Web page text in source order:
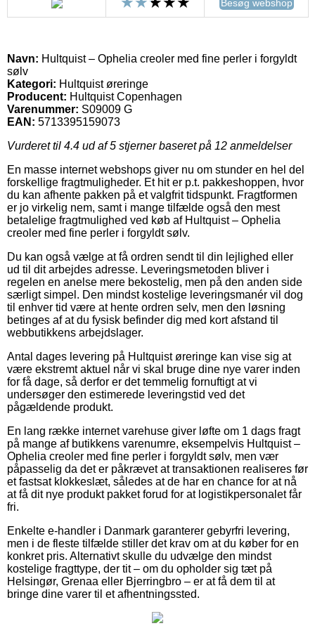
Besøg webshop
Navn: Hultquist – Ophelia creoler med fine perler i forgyldt
sølv
Kategori: Hultquist øreringe
Producent: Hultquist Copenhagen
Varenummer: S09009 G
EAN: 5713395159073
Vurderet til 4.4 ud af 5 stjerner baseret på 12 anmeldelser
En masse internet webshops giver nu om stunder en hel del
forskellige fragtmuligheder. Et hit er p.t. pakkeshoppen, hvor
du kan afhente pakken på et valgfrit tidspunkt. Fragtformen
er jo virkelig nem, samt i mange tilfælde også den mest
betalelige fragtmulighed ved køb af Hultquist – Ophelia
creoler med fine perler i forgyldt sølv.
Du kan også vælge at få ordren sendt til din lejlighed eller
ud til dit arbejdes adresse. Leveringsmetoden bliver i
regelen en anelse mere bekostelig, men på den anden side
særligt simpel. Den mindst kostelige leveringsmanér vil dog
til enhver tid være at hente ordren selv, men den løsning
betinges af at du fysisk befinder dig med kort afstand til
webbutikkens arbejdslager.
Antal dages levering på Hultquist øreringe kan vise sig at
være ekstremt aktuel når vi skal bruge dine nye varer inden
for få dage, så derfor er det temmelig fornuftigt at vi
undersøger den estimerede leveringstid ved det
pågældende produkt.
En lang række internet varehuse giver løfte om 1 dags fragt
på mange af butikkens varenumre, eksempelvis Hultquist –
Ophelia creoler med fine perler i forgyldt sølv, men vær
påpasselig da det er påkrævet at transaktionen realiseres før
et fastsat klokkeslæt, således at de har en chance for at nå
at få dit nye produkt pakket forud for at logistikpersonalet får
fri.
Enkelte e-handler i Danmark garanterer gebyrfri levering,
men i de fleste tilfælde stiller det krav om at du køber for en
konkret pris. Alternativt skulle du udvælge den mindst
kostelige fragttype, der tit – om du opholder sig tæt på
Helsingør, Grenaa eller Bjerringbro – er at få dem til at
bringe dine varer til et afhentningssted.